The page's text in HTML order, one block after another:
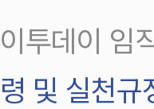
이투데이 임
령 및 실천규